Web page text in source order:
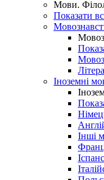
Мови.
Показати
Іноземні
Інші